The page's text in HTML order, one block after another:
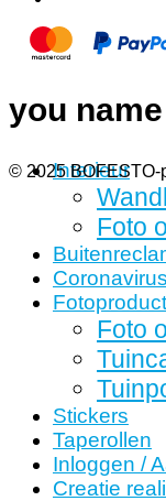
Interieur
Foto
Foto
Stickers
Taperollen
Inloggen /
Creatie
you
© 2025 BOFESTO-